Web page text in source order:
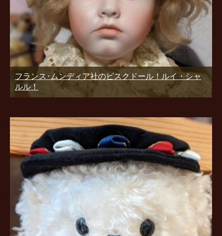
フランス･ムンディア社のビスクドール！ルイ・シャ
ルル！